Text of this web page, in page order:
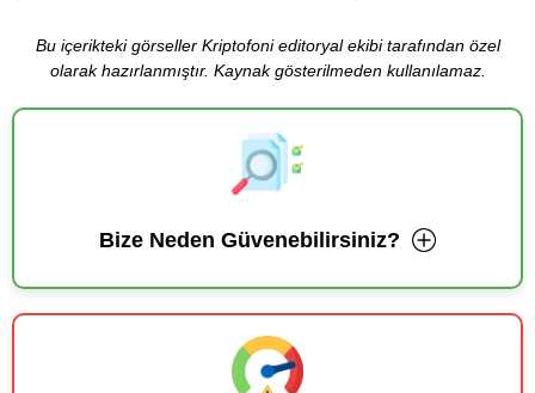
Bu içerikteki görseller Kriptofoni editoryal ekibi tarafından özel
olarak hazırlanmıştır. Kaynak gösterilmeden kullanılamaz.
Bize Neden Güvenebilirsiniz?